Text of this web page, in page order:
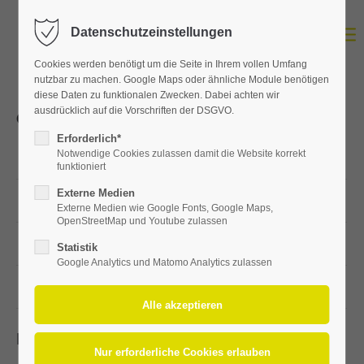
Login
Benutzername
Passwort
Anmelden
Support
Lorem ipsum dolor sit amet:
Öffnungszeiten
09:00 - 17:30 Uhr
Di, Mi 09:00 - 20:00 Uhr
Do, Fr
Sa 09:00 - 13:00 Uhr
Pflegedienst Querfurt GmbH
Datenschutzeinstellungen
Cookies werden benötigt um die Seite in Ihrem vollen Umfang
nutzbar zu machen. Google Maps oder ähnliche Module benötigen
diese Daten zu funktionalen Zwecken. Dabei achten wir
ausdrücklich auf die Vorschriften der DSGVO.
Erforderlich*
Notwendige Cookies zulassen damit die Website korrekt
funktioniert
Externe Medien
Externe Medien wie Google Fonts, Google Maps,
OpenStreetMap und Youtube zulassen
Statistik
Google Analytics und Matomo Analytics zulassen